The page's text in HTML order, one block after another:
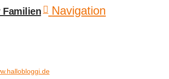
Navigation